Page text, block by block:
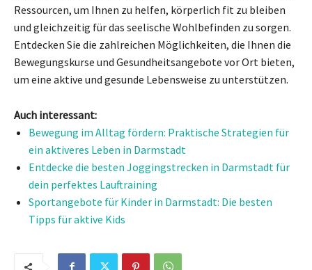
Ressourcen, um Ihnen zu helfen, körperlich fit zu bleiben
und gleichzeitig für das seelische Wohlbefinden zu sorgen.
Entdecken Sie die zahlreichen Möglichkeiten, die Ihnen die
Bewegungskurse und Gesundheitsangebote vor Ort bieten,
um eine aktive und gesunde Lebensweise zu unterstützen.
Auch interessant:
Bewegung im Alltag fördern: Praktische Strategien für
ein aktiveres Leben in Darmstadt
Entdecke die besten Joggingstrecken in Darmstadt für
dein perfektes Lauftraining
Sportangebote für Kinder in Darmstadt: Die besten
Tipps für aktive Kids